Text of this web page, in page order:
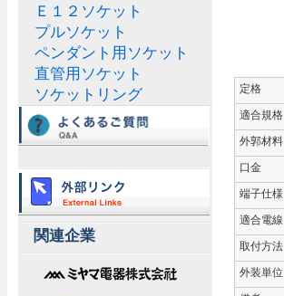
定格
適合規格
外郭材料
口金
端子仕様
適合電線
取付方法
外装単位
Ｅ１２ソケット
プルソケット
ペンダント用ソケット
直管用ソケット
ソケットリング
関連企業